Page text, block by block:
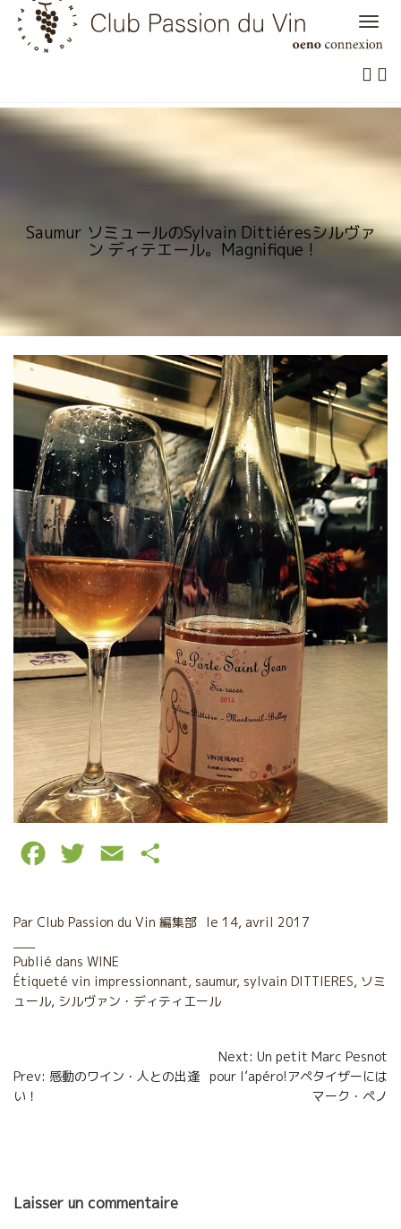
Skip
content
Saumur ソミュールのSylvain Dittiéresシルヴァ
ン ディテエール。Magnifique !
c
b
k
i
t
a
l
r
a
r
Par Club Passion du Vin 編集部 le 14, avril 2017
Publié dans WINE
Étiqueté vin impressionnant, saumur, sylvain DITTIERES, ソミ
ュール, シルヴァン・ディティエール
Navigation
de
Prev: 感動のワイン・人との出逢
い！
Next: Un petit Marc Pesnot
pour l’apéro!アペタイザーには
マーク・ペノ
Laisser un commentaire